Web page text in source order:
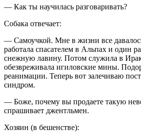
— Как ты научилась разговаривать?
Собака отвечает:
— Самоучкой. Мне в жизни все
работала спасателем в Альпах и один
снежную лавину. Потом служила в
обезвреживала игиловские мины.
реанимации. Теперь вот залечиваю
синдром.
— Боже, почему вы продаете такую
спрашивает джентльмен.
Хозяин (в бешенстве):